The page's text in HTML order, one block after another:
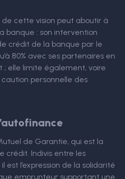
de cette vision peut aboutir à
banque : son intervention
crédit de la banque par le
80% avec ses partenaires en
; elle limite également, voire
personnelle des
de Garantie, qui est la
crédit. Indivis entre les
est l’expression de la solidarité
emprunteur supportant une